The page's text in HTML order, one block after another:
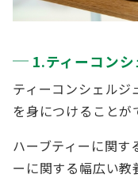
1.ティーコンシ
ティーコンシェルジ
を身につけることが
ハーブティーに関す
ーに関する幅広い教